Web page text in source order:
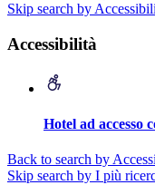
Skip search by
Accessibilità
Hotel ad accesso
Back to search by
Skip search by I più